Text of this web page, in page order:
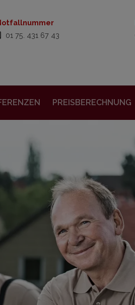
01 75. 431 67 43
PREISBERECHNUNG